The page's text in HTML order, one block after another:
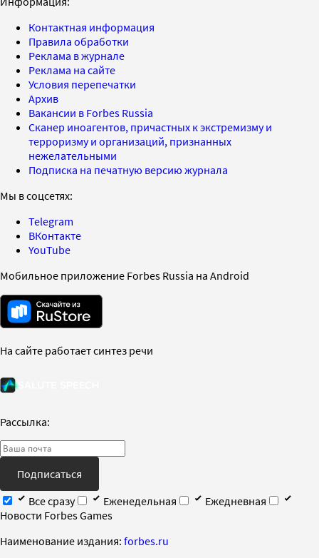
Контактная информация
Правила обработки
Реклама в журнале
Реклама на сайте
Условия перепечатки
Архив
Вакансии в Forbes Russia
Сканер иноагентов, причастных к экстремизму и
терроризму и организаций, признанных
нежелательными
Подписка на печатную версию журнала
Мы в соцсетях:
Telegram
ВКонтакте
YouTube
Мобильное приложение Forbes Russia на Android
На сайте работает синтез речи
Рассылка:
Подписаться
Все сразу
Еженедельная
Ежедневная
Новости Forbes Games
Наименование издания: forbes.ru